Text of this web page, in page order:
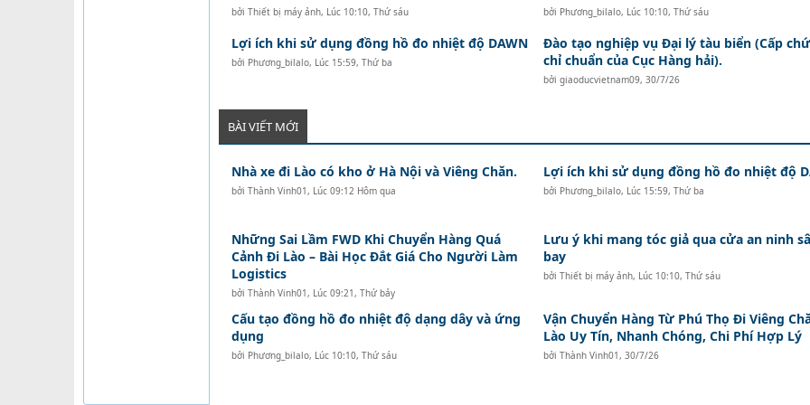
bởi Thiết bị máy ảnh, Lúc 10:10, Thứ sáu bởi Phương_bilalo, Lúc 10:10, Thứ sáu
Lợi ích khi sử dụng đồng hồ đo nhiệt độ DAWN
bởi Phương_bilalo, Lúc 15:59, Thứ ba
Đào tạo nghiệp vụ Đại lý tàu biển (Cấp
chỉ chuẩn của Cục Hàng hải).
bởi giaoducvietnam09, 30/7/26
BÀI VIẾT MỚI
Nhà xe đi Lào có kho ở Hà Nội và Viêng Chăn.
bởi Thành Vinh01 , Lúc 09:12 Hôm qua
Lợi ích khi sử dụng đồng hồ đo nhiệt độ
bởi Phương_bilalo, Lúc 15:59, Thứ ba
Những Sai Lầm FWD Khi Chuyển Hàng Quá
Cảnh Đi Lào – Bài Học Đắt Giá Cho Người Làm
Logistics
bởi Thành Vinh01 , Lúc 09:21, Thứ bảy
Lưu ý khi mang tóc giả qua cửa an ninh
bay
bởi Thiết bị máy ảnh, Lúc 10:10, Thứ sáu
Cấu tạo đồng hồ đo nhiệt độ dạng dây và ứng
dụng
bởi Phương_bilalo, Lúc 10:10, Thứ sáu
Vận Chuyển Hàng Từ Phú Thọ Đi Viêng
Lào Uy Tín, Nhanh Chóng, Chi Phí Hợp Lý
bởi Thành Vinh01 , 30/7/26